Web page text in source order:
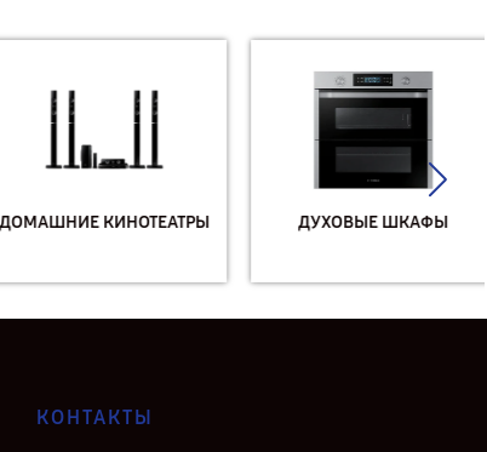
КИНОТЕАТРЫ ДУХОВЫЕ ШКАФЫ
КОНТАКТЫ